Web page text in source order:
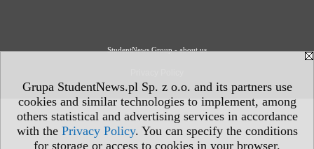
Grupa StudentNews.pl Sp. z o.o. and its partners use
cookies and similar technologies to implement, among
others statistical and advertising services in accordance
with the Privacy Policy. You can specify the conditions
for storage or access to cookies in your browser.
StudentNews Group - about us